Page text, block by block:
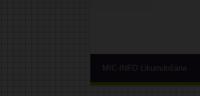
MIC-INFO Likumdošana